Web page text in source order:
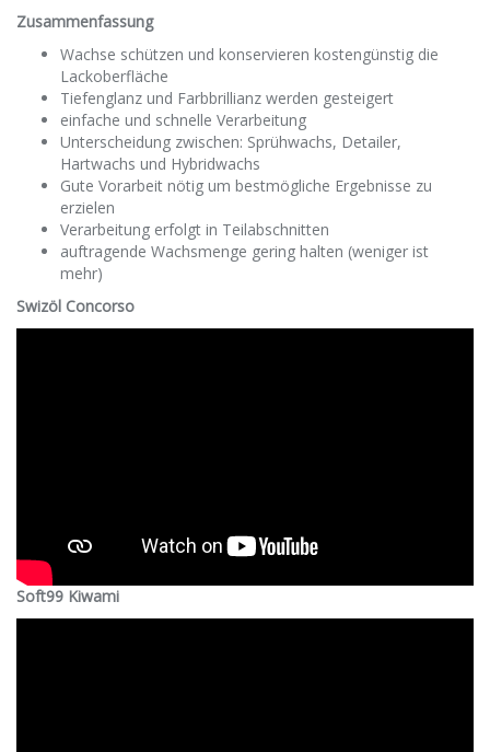
Zusammenfassung
Wachse schützen und konservieren kostengünstig die
Lackoberfläche
Tiefenglanz und Farbbrillianz werden gesteigert
einfache und schnelle Verarbeitung
Unterscheidung zwischen: Sprühwachs, Detailer,
Hartwachs und Hybridwachs
Gute Vorarbeit nötig um bestmögliche Ergebnisse zu
erzielen
Verarbeitung erfolgt in Teilabschnitten
auftragende Wachsmenge gering halten (weniger ist
mehr)
Swizöl Concorso
Soft99 Kiwami